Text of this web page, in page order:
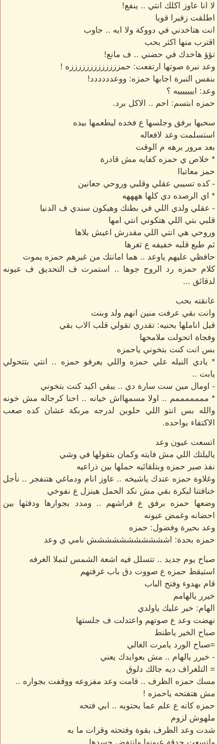
لا انا عاوز اكلك انتي .. ينفع!
اطلقت زفيرا قويا
انت هتاخدني في دووكة ولا ايه .. جاوب
اقترب منها اكثر بحب
تؤؤ هاخدك في حضني .. ف مانع!
وعد نبرة صوتها ارتفعت: حمزززززززززززززه !
بنفس النبرة اجابها حمزه: ووعدددددد!
وعد: ايييييييه ؟
حمزه ابتسم: احم .. الاكل برد.
سحبها برفق وجلسها ع فخده ليطعمها بيده
استسلمت وعد لافعاله
بعد مرور برهه م الوقت
* خلاص ي حمزه كفايه مش قادرة
حمز معاتباا
- كده تسيبي عقلي وقلبي وروحي جعانين
* اي الرصده دي كلها ههههه
- عقلي ولدي اللي في بطنك وهيكون سندي ف الدنيا
قلبي بتي اللي هتكوني انتي امها
وروحي هي انتي اللي مقدرش اعيش بلاها
ثم طبع قلبه خفيفه ع ثغرها
حافظي عليهم ياوعد .. هما امانتك من غيرهم حمزه يموت
كلام حمزه رد الروح جوها .. استمرت ف التحديق ف عيونه
لدقائق ...
عانقته بحب
وانت بقي عرفت منين انهم ولد وبنت
قبل اناملها بحنيه: تقدري تقولي قلب الاب بقي
وفجاة اتحولت ملامحها
بس انت كنت بتخوني ياحمزه
* يادي النيله علي حمزه واللي يعرفو حمزه .. انتي بتتحولي
يابت ..
- اومال مين ست سارة دي .. يبقي اكيد كنت بتخوني
* مممممممم .. اولا مسمهااش خيانه .. احنا كرجاله مش خونه
والله بس انتو اللي حلوين لدرجه مربكة عشان كده صعب
الاكتفاء بواحده.
اتسعت عيون وعد
ياليلتك اللي مش فايته وكمان بتقولها في وشي
نفذ صبر حمزه وبتلقائيه حملها بين ذراعيه
وغلاوة حمزه عندك ياشيخه .. عاوز انام ودماغي هتنفجر .. نأجل
خنافتنا لبكرة بقي مش نكد الحمل هينزل ع نفوخي
وضعها حمزه برفق ع فراشهم .. ومدد بجوارها ودفثها بين
احضانه وغمض عيونه
وعد بحيرة وفضول: حمزه
حمزه بحدة: اششششششششششش نامي ي وعد
صباح يوم جديد .. تتسلل فيه اشعة الشمس لتملا الغرفه
استيقظ حمزه ع صووت دق باب غرفتهم
قام بهدوء وفتح الباب
خيرر يالهامم
الهام: خير عليك ياولدي
نهضت وعد ع صوتهم واعتدلت ف جلستها
صباح الخير ياطنط
=صباح الورد يامرت الغالي
- خيرر يالهام .. مش بعوايدك يعني
= التلغراف ديه جالك دلوق
مسك حمزه الظرف .. قامت وعد مفزوعه ووقفت بجواره ..
مش هتفتحه ياحمزه !
حمزه كانه ع علم عما يحتويه .. ابي فتحه
ملهوش لزوم
شدت وعد الظرف بقوة وفتحته وقرات ما به